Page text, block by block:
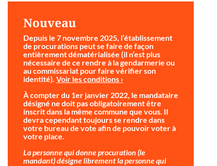
Nouveau
Depuis le 7 novembre 2025, l’établissement
de procurations peut se faire de façon
entièrement dématérialisée (il n’est plus
nécessaire de ce rendre à la gendarmerie ou
au commissariat pour faire vérifier son
identité). Voir les conditions ›
À compter du 1er janvier 2022, le mandataire
désigné ne doit pas obligatoirement être
inscrit dans la même commune que vous. Il
devra cependant toujours se rendre dans
votre bureau de vote afin de pouvoir voter à
votre place.
La personne qui donne procuration (le
mandant) désigne librement la personne qui